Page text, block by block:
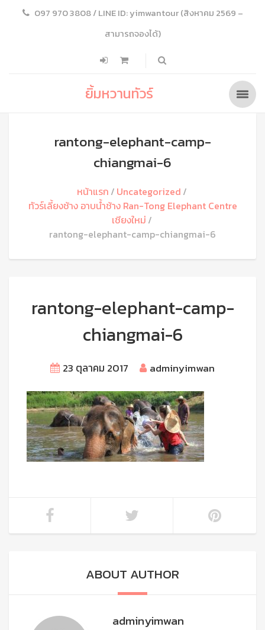
097 970 3808 / LINE ID: yimwantour (สิงหาคม 2569 –
สามารถจองได้)
ยิ้มหวานทัวร์
rantong-elephant-camp-
chiangmai-6
หน้าแรก
Uncategorized
ทัวร์เลี้ยงช้าง อาบน้ำช้าง Ran-Tong Elephant Centre
เชียงใหม่
rantong-elephant-camp-chiangmai-6
rantong-elephant-camp-
chiangmai-6
23 ตุลาคม 2017 adminyimwan
ABOUT AUTHOR
adminyimwan